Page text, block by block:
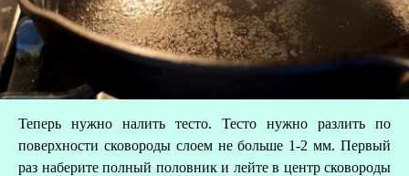
Теперь нужно налить тесто. Тесто нужно разлить по
поверхности сковороды слоем не больше 1-2 мм. Первый
раз наберите полный половник и лейте в центр сковороды